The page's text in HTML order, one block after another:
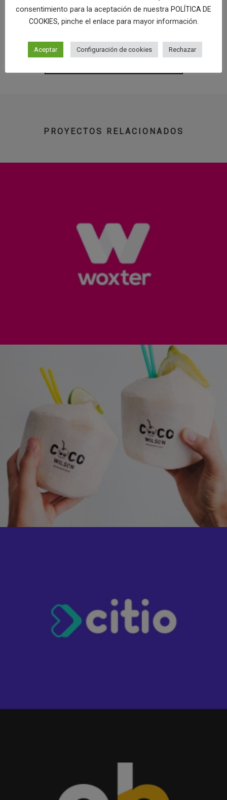
“condensed”, que otorga al logotipo un aspecto más conceptual y
le da el equilibrio.
COMPRAR LOGOTIPO
PROYECTOS RELACIONADOS
consentimiento para la aceptación de nuestra POLÍTICA DE
COOKIES, pinche el enlace para mayor información.
Aceptar Configuración de cookies Rechazar